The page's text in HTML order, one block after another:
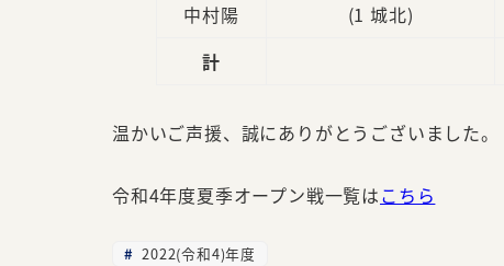
中村陽
(1 城北)
計
温かいご声援、誠にありがとうございました。
令和4年度夏季オープン戦一覧はこちら
2022(令和4)年度